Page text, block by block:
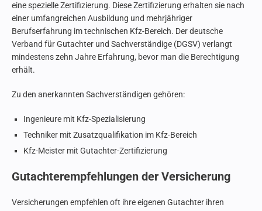
eine spezielle Zertifizierung. Diese Zertifizierung erhalten sie nach
einer umfangreichen Ausbildung und mehrjähriger
Berufserfahrung im technischen Kfz-Bereich. Der deutsche
Verband für Gutachter und Sachverständige (DGSV) verlangt
mindestens zehn Jahre Erfahrung, bevor man die Berechtigung
erhält.
Zu den anerkannten Sachverständigen gehören:
Ingenieure mit Kfz-Spezialisierung
Techniker mit Zusatzqualifikation im Kfz-Bereich
Kfz-Meister mit Gutachter-Zertifizierung
Gutachterempfehlungen der Versicherung
Versicherungen empfehlen oft ihre eigenen Gutachter ihren